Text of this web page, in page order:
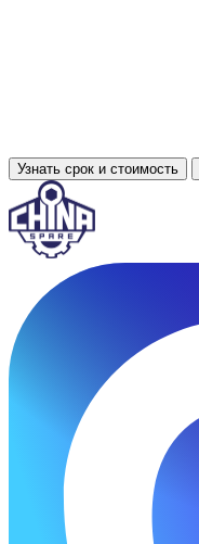
Узнать срок и стоимость